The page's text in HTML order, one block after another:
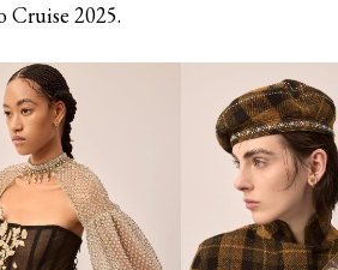
Cruise 2025.